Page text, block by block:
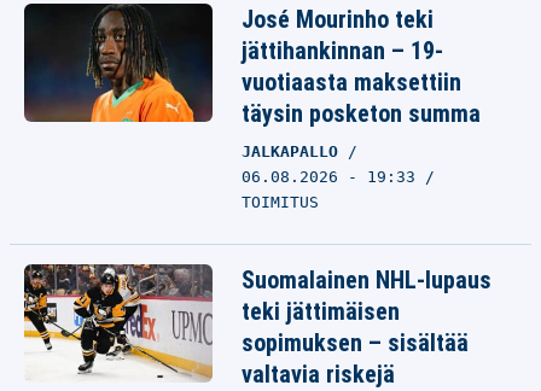
José Mourinho teki
jättihankinnan – 19-
vuotiaasta maksettiin
täysin posketon summa
JALKAPALLO
06.08.2026 - 19:33
TOIMITUS
Suomalainen NHL-lupaus
teki jättimäisen
sopimuksen – sisältää
valtavia riskejä